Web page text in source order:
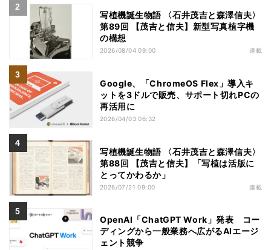
写植機誕生物語 〈石井茂吉と森澤信夫〉
第89回 【茂吉と信夫】新型写真植字機
の構想
2026/08/04 09:00 連載
Google、「ChromeOS Flex」導入キ
ットを3ドルで販売、サポート切れPCの
再活用に
2026/04/03 06:32
写植機誕生物語 〈石井茂吉と森澤信夫〉
第88回 【茂吉と信夫】「写植は活版に
とってかわるか」
2026/07/21 09:00 連載
OpenAI「ChatGPT Work」発表 コー
ディングから一般業務へ広がるAIエージ
ェント競争